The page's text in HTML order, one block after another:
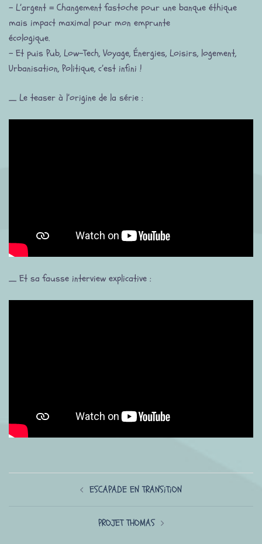
– L’argent = Changement fastoche pour une banque éthique
mais impact maximal pour mon emprunte
écologique.
– Et puis Pub, Low-Tech, Voyage, Énergies, Loisirs, logement,
Urbanisation, Politique, c’est infini !
_ Le teaser à l’origine de la série :
_ Et sa fausse interview explicative :
ESCAPADE EN TRANSiTiON
PROJET THOMAS